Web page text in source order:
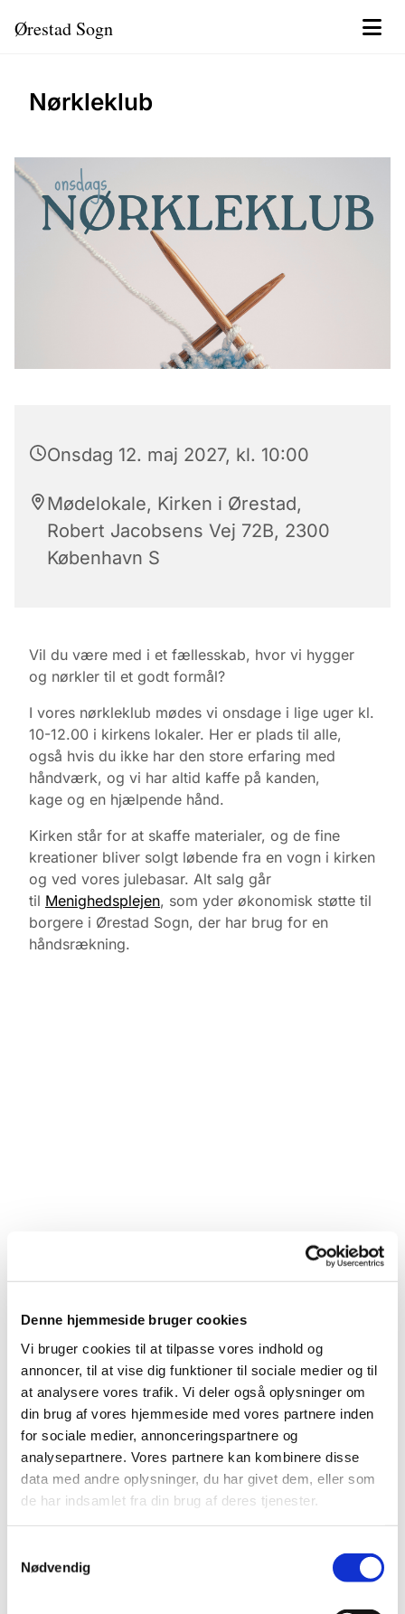
Denne hjemmeside bruger cookies
Vi bruger cookies til at tilpasse vores indhold og
annoncer, til at vise dig funktioner til sociale medier og til
at analysere vores trafik. Vi deler også oplysninger om
din brug af vores hjemmeside med vores partnere inden
for sociale medier, annonceringspartnere og
analysepartnere. Vores partnere kan kombinere disse
data med andre oplysninger, du har givet dem, eller som
de har indsamlet fra din brug af deres tjenester.
Nødvendig
Ørestad Sogn
Nørkleklub
Onsdag 12. maj 2027, kl. 10:00
Mødelokale, Kirken i Ørestad,
Robert Jacobsens Vej 72B, 2300
København S
Vil du være med i et fællesskab, hvor vi hygger
og nørkler til et godt formål?
I vores nørkleklub mødes vi onsdage i lige uger kl.
10-12.00 i kirkens lokaler. Her er plads til alle,
også hvis du ikke har den store erfaring med
håndværk, og vi har altid kaffe på kanden,
kage og en hjælpende hånd.
Kirken står for at skaffe materialer, og de fine
kreationer bliver solgt løbende fra en vogn i kirken
og ved vores julebasar. Alt salg går
til Menighedsplejen, som yder økonomisk støtte til
borgere i Ørestad Sogn, der har brug for en
håndsrækning.
Du vil måske også kunne
lide...